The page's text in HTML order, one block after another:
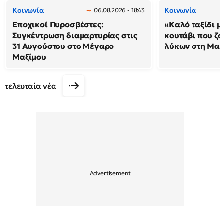
Κοινωνία 06.08.2026 - 18:43
Εποχικοί Πυροσβέστες:
Συγκέντρωση διαμαρτυρίας στις
31 Αυγούστου στο Μέγαρο
Μαξίμου
Κοινωνία
«Καλό ταξίδι
κουτάβι που
λύκων στη
τελευταία νέα